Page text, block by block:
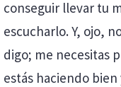
conseguir llevar tu
escucharlo. Y, ojo,
digo; me necesitas
estás haciendo